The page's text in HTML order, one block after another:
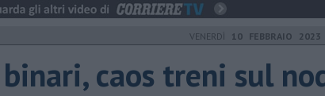
VENERDÌ 10 FEBBRAIO 2023
caos treni sul